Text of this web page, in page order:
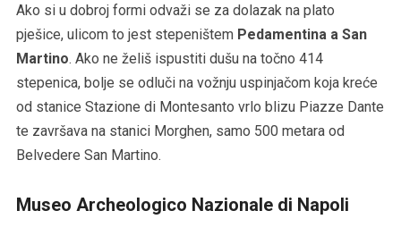
Ako si u dobroj formi odvaži se za dolazak na plato
pješice, ulicom to jest stepeništem Pedamentina a San
Martino. Ako ne želiš ispustiti dušu na točno 414
stepenica, bolje se odluči na vožnju uspinjačom koja kreće
od stanice Stazione di Montesanto vrlo blizu Piazze Dante
te završava na stanici Morghen, samo 500 metara od
Belvedere San Martino.
Museo Archeologico Nazionale di Napoli